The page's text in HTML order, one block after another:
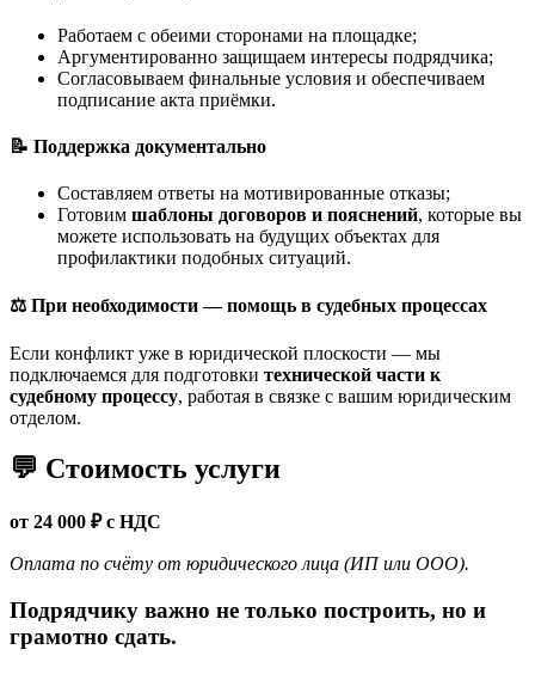
Работаем с обеими сторонами на площадке;
Аргументированно защищаем интересы подрядчика;
Согласовываем финальные условия и обеспечиваем
подписание акта приёмки.
📝 Поддержка документально
Составляем ответы на мотивированные отказы;
Готовим шаблоны договоров и пояснений, которые вы
можете использовать на будущих объектах для
профилактики подобных ситуаций.
⚖️ При необходимости — помощь в судебных процессах
Если конфликт уже в юридической плоскости — мы
подключаемся для подготовки технической части к
судебному процессу, работая в связке с вашим юридическим
отделом.
💬 Стоимость услуги
от 24 000 ₽ с НДС
Оплата по счёту от юридического лица (ИП или ООО).
Подрядчику важно не только построить, но и
грамотно сдать.